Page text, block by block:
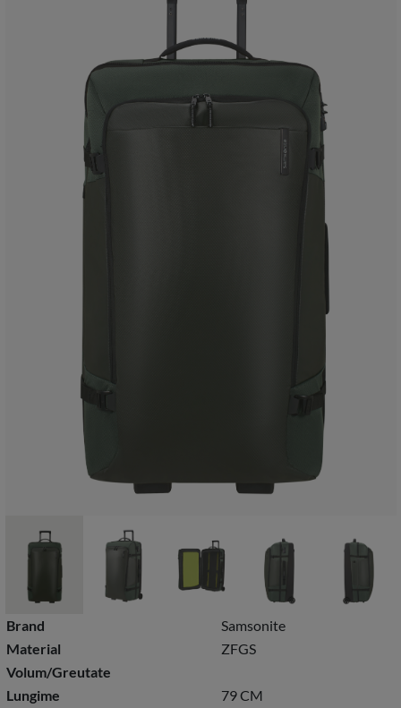
Brand
Samsonite
Material
ZFGS
Volum/Greutate
Lungime
79 CM